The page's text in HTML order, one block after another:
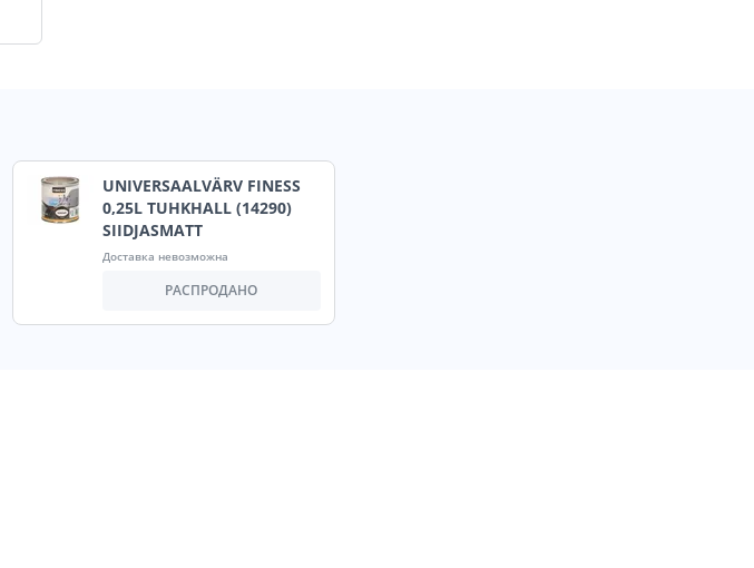
UNIVERSAALVÄRV FINESS
0,25L TUHKHALL (14290)
SIIDJASMATT
Доставка невозможна
РАСПРОДАНО